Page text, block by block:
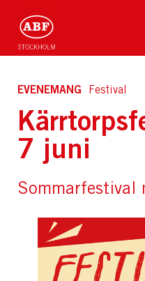
EVENEMANG Festival
7 juni
Sommarfestival